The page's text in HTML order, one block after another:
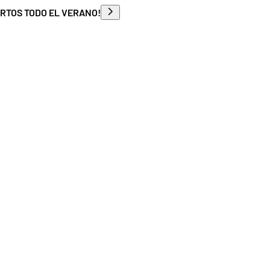
TODO EL VERANO!